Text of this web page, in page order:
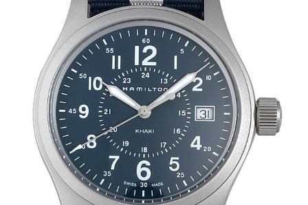
全てのブランドを見
る
ロレックス
パテック
フィリップ